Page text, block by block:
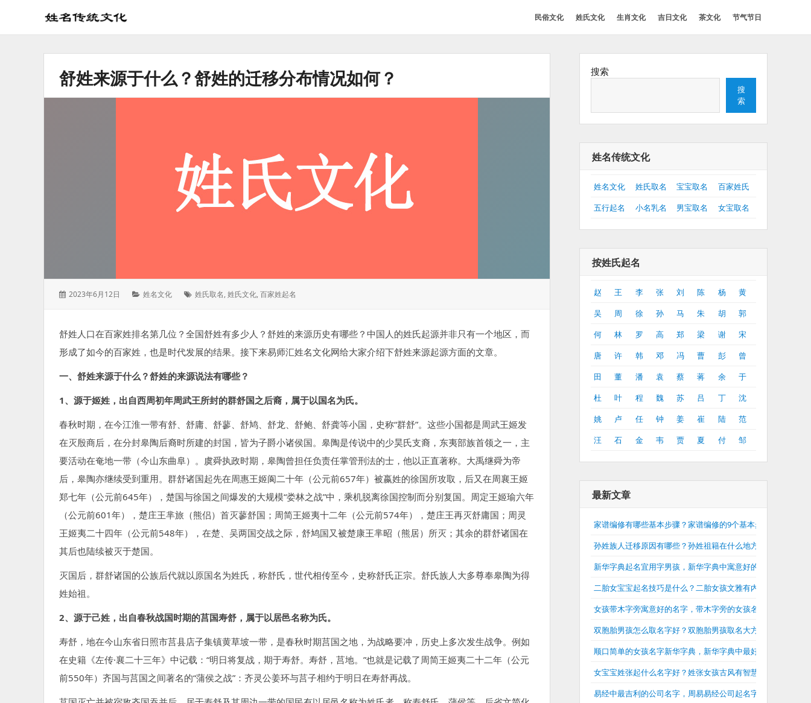
姓
文
民俗文化 姓氏文化 生肖文化 吉日文化 茶文化 节气节日
舒姓来源于什么？舒姓的迁移分布情况如何？
发
2023年6月12日
分
姓名文化
标
姓氏取名,姓氏文化,百家姓起名
舒姓人口在百家姓排名第几位？全国舒姓有多少人？舒姓的来源历史有哪些？中国人的姓氏起源并非只有一个地区，而
形成了如今的百家姓，也是时代发展的结果。接下来易师汇姓名文化网给大家介绍下舒姓来源起源方面的文章。
一、舒姓来源于什么？舒姓的来源说法有哪些？
1、源于姬姓，出自西周初年周武王所封的群舒国之后裔，属于以国名为氏。
春秋时期，在今江淮一带有舒、舒庸、舒蓼、舒鸠、舒龙、舒鲍、舒龚等小国，史称“群舒”。这些小国都是周武王姬发
在灭殷商后，在分封皋陶后裔时所建的封国，皆为子爵小诸侯国。皋陶是传说中的少昊氏支裔，东夷部族首领之一，主
要活动在奄地一带（今山东曲阜）。虞舜执政时期，皋陶曾担任负责任掌管刑法的士，他以正直著称。大禹继舜为帝
后，皋陶亦继续受到重用。群舒诸国起先在周惠王姬阆二十年（公元前657年）被嬴姓的徐国所攻取，后又在周襄王姬
郑七年（公元前645年），楚国与徐国之间爆发的大规模“娄林之战”中，乘机脱离徐国控制而分别复国。周定王姬瑜六年
（公元前601年），楚庄王芈旅（熊侣）首灭蓼舒国；周简王姬夷十二年（公元前574年），楚庄王再灭舒庸国；周灵
王姬夷二十四年（公元前548年），在楚、吴两国交战之际，舒鸠国又被楚康王芈昭（熊居）所灭；其余的群舒诸国在
其后也陆续被灭于楚国。
灭国后，群舒诸国的公族后代就以原国名为姓氏，称舒氏，世代相传至今，史称舒氏正宗。舒氏族人大多尊奉皋陶为得
姓始祖。
2、源于己姓，出自春秋战国时期的莒国寿舒，属于以居邑名称为氏。
寿舒，地在今山东省日照市莒县店子集镇黄草坡一带，是春秋时期莒国之地，为战略要冲，历史上多次发生战争。例如
在史籍《左传·襄二十三年》中记载：“明日将复战，期于寿舒。寿舒，莒地。”也就是记载了周简王姬夷二十二年（公元
前550年）齐国与莒国之间著名的“蒲侯之战”：齐灵公姜环与莒子相约于明日在寿舒再战。
搜索
搜
索
姓名传统文化
姓名文化 姓氏取名 宝宝取名
百家姓氏
五行起名
小名乳名 男宝取名 女宝取名
按姓氏起名
赵 王 李 张 刘 陈 杨
黄
吴
周 徐 孙 马 朱 胡
郭
何
林 罗 高 郑 梁 谢
宋
唐
许 韩 邓 冯 曹 彭
曾
田
董 潘 袁 蔡 蒋 余
于
杜
叶 程 魏 苏 吕 丁
沈
姚
卢 任 钟 姜 崔 陆
范
汪
石 金 韦 贾 夏 付 邹
最新文章
家谱编修有哪些基本步骤？家谱编修的9个基本步骤介绍
孙姓族人迁移原因有哪些？孙姓祖籍在什么地方？
新华字典起名宜用字男孩，新华字典中寓意好的男孩名字
二胎女宝宝起名技巧是什么？二胎女孩文雅有内涵的名字
女孩带木字旁寓意好的名字，带木字旁的女孩名字大全兔年
双胞胎男孩怎么取名字好？双胞胎男孩取名大方洋气
顺口简单的女孩名字新华字典，新华字典中最好的女孩名字大
女宝宝姓张起什么名字好？姓张女孩古风有智慧的名字
易经中最吉利的公司名字，周易易经公司起名字大全